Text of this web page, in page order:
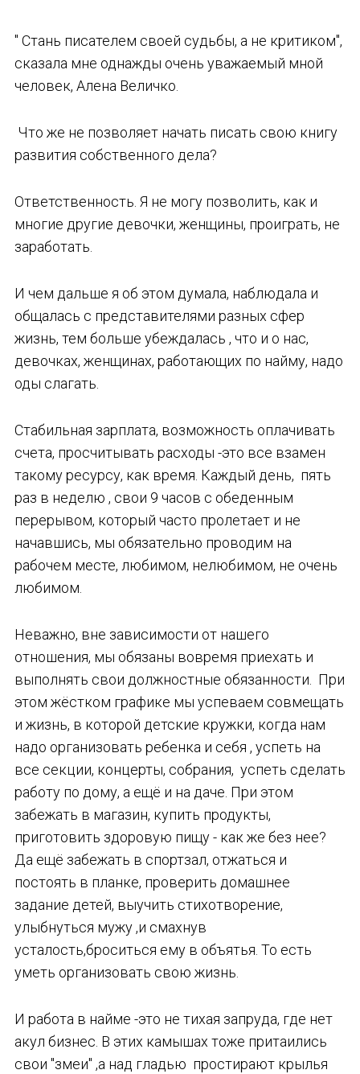
" Стань писателем своей судьбы, а не критиком",
сказала мне однажды очень уважаемый мной
человек, Алена Величко.
Что же не позволяет начать писать свою книгу
развития собственного дела?
Ответственность. Я не могу позволить, как и
многие другие девочки, женщины, проиграть, не
заработать.
И чем дальше я об этом думала, наблюдала и
общалась с представителями разных сфер
жизнь, тем больше убеждалась , что и о нас,
девочках, женщинах, работающих по найму, надо
оды слагать.
‌Стабильная зарплата, возможность оплачивать
счета, просчитывать расходы -это все взамен
такому ресурсу, как время. Каждый день, пять
раз в неделю , свои 9 часов с обеденным
перерывом, который часто пролетает и не
начавшись, мы обязательно проводим на
рабочем месте, любимом, нелюбимом, не очень
любимом.
Неважно, вне зависимости от нашего
отношения, мы обязаны вовремя приехать и
выполнять свои должностные обязанности. При
этом жёстком графике мы успеваем совмещать
и жизнь, в которой детские кружки, когда нам
надо организовать ребенка и себя , успеть на
все секции, концерты, собрания, успеть сделать
работу по дому, а ещё и на даче. При этом
забежать в магазин, купить продукты,
приготовить здоровую пищу - как же без нее?
Да ещё забежать в спортзал, отжаться и
постоять в планке, проверить домашнее
задание детей, выучить стихотворение,
улыбнуться мужу ,и смахнув
усталость,броситься ему в объятья. То есть
уметь организовать свою жизнь.
И работа в найме -это не тихая запруда, где нет
акул бизнес. В этих камышах тоже притаились
свои "змеи" ,а над гладью простирают крылья